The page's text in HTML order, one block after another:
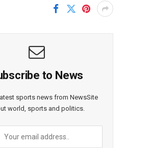
to News
sports news from NewsSite
world, sports and politics.